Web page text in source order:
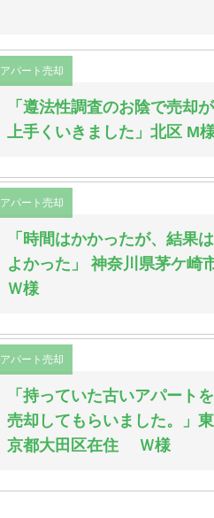
アパート売却
「遵法性調査のお陰で売却が
上手くいきました」北区 M
アパート売却
「時間はかかったが、結果は
よかった」 神奈川県茅ケ崎
Ｗ様
アパート売却
「持っていた古いアパートを
売却してもらいました。」東
京都大田区在住 Ｗ様